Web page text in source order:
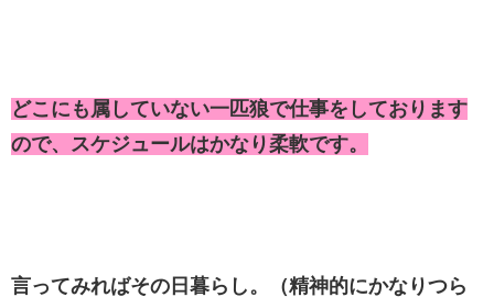
どこにも属していない一匹狼で仕事をしております
ので、スケジュールはかなり柔軟です。
言ってみればその日暮らし。（精神的にかなりつら